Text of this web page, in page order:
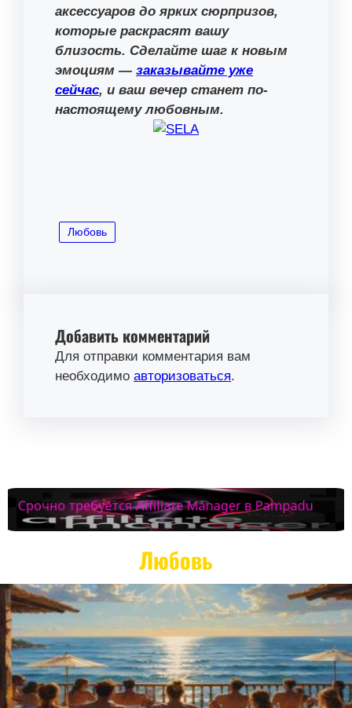
аксессуаров до ярких сюрпризов,
которые раскрасят вашу
близость. Сделайте шаг к новым
эмоциям — заказывайте уже
сейчас, и ваш вечер станет по-
настоящему любовным.
Любовь
Добавить комментарий
Для отправки комментария вам
необходимо авторизоваться.
Любовь